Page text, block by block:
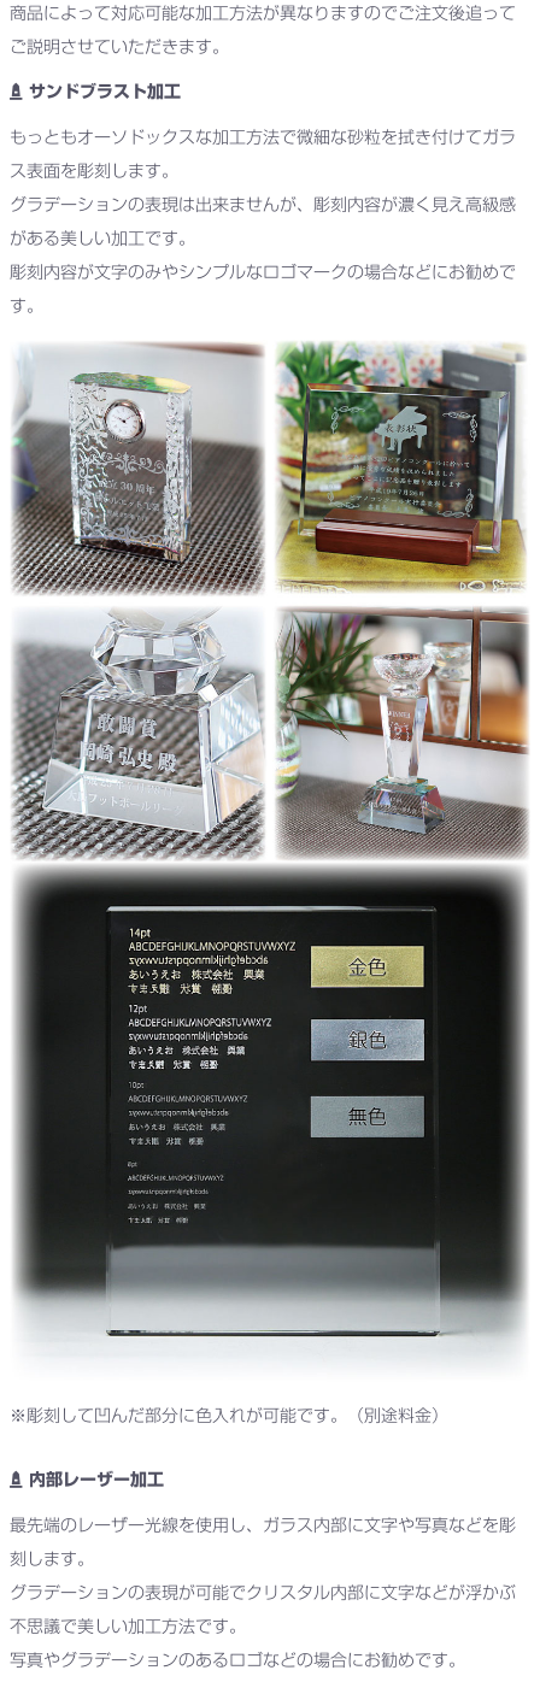
商品によって対応可能な加工方法が異なりますのでご注文後追って
ご説明させていただきます。
サンドブラスト加工
もっともオーソドックスな加工方法で微細な砂粒を拭き付けてガラ
ス表面を彫刻します。
グラデーションの表現は出来ませんが、彫刻内容が濃く見え高級感
がある美しい加工です。
彫刻内容が文字のみやシンプルなロゴマークの場合などにお勧めで
す。
※彫刻して凹んだ部分に色入れが可能です。（別途料金）
内部レーザー加工
最先端のレーザー光線を使用し、ガラス内部に文字や写真などを彫
刻します。
グラデーションの表現が可能でクリスタル内部に文字などが浮かぶ
不思議で美しい加工方法です。
写真やグラデーションのあるロゴなどの場合にお勧めです。